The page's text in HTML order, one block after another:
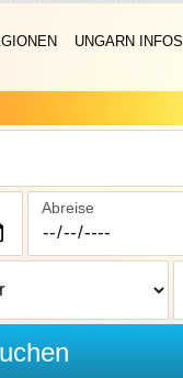
UNGARN INFOS
Abreise